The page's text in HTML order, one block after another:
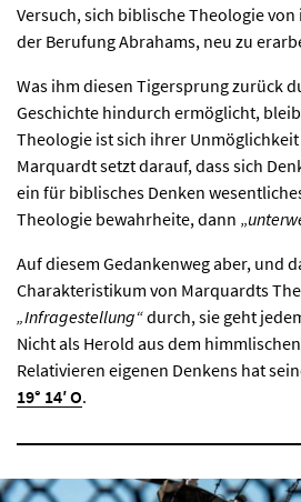
Versuch, sich biblische Theologie
der Berufung Abrahams, neu zu
Was ihm diesen Tigersprung zurück
Geschichte hindurch ermöglicht,
Theologie ist sich ihrer
Marquardt setzt darauf, dass sich
ein für biblisches Denken
Theologie bewahrheite, dann „
Auf diesem Gedankenweg aber, und
Charakteristikum von Marquardts
„Infragestellung“durch, sie geht
Nicht als Herold aus dem
Relativieren eigenen Denkens hat
19° 14′ O.